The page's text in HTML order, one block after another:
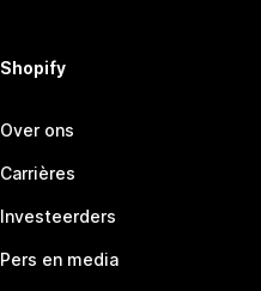
Shopify
Over ons
Carrières
Investeerders
Pers en media